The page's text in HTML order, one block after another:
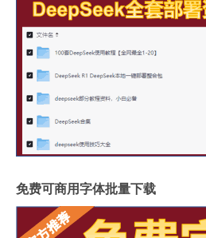
免费可商用字体批量下载